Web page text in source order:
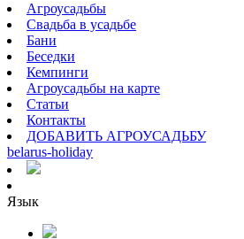
Агроусадьбы
Свадьба в усадьбе
Бани
Беседки
Кемпинги
Агроусадьбы на карте
Статьи
Контакты
ДОБАВИТЬ АГРОУСАДЬБУ
belarus-holiday
Язык